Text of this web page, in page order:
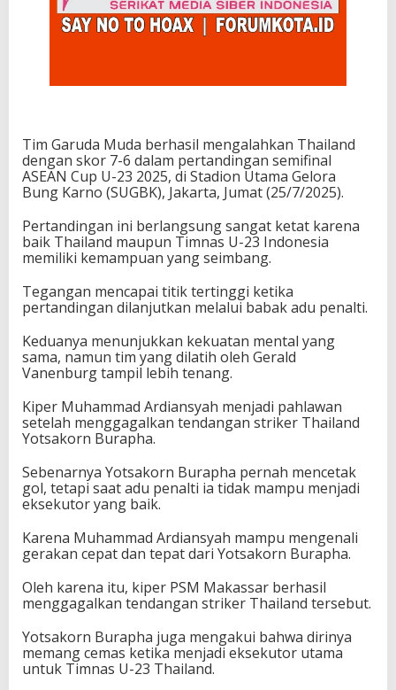
Tim Garuda Muda berhasil mengalahkan Thailand
dengan skor 7-6 dalam pertandingan semifinal
ASEAN Cup U-23 2025, di Stadion Utama Gelora
Bung Karno (SUGBK), Jakarta, Jumat (25/7/2025).
Pertandingan ini berlangsung sangat ketat karena
baik Thailand maupun Timnas U-23 Indonesia
memiliki kemampuan yang seimbang.
Tegangan mencapai titik tertinggi ketika
pertandingan dilanjutkan melalui babak adu penalti.
Keduanya menunjukkan kekuatan mental yang
sama, namun tim yang dilatih oleh Gerald
Vanenburg tampil lebih tenang.
Kiper Muhammad Ardiansyah menjadi pahlawan
setelah menggagalkan tendangan striker Thailand
Yotsakorn Burapha.
Sebenarnya Yotsakorn Burapha pernah mencetak
gol, tetapi saat adu penalti ia tidak mampu menjadi
eksekutor yang baik.
Karena Muhammad Ardiansyah mampu mengenali
gerakan cepat dan tepat dari Yotsakorn Burapha.
Oleh karena itu, kiper PSM Makassar berhasil
menggagalkan tendangan striker Thailand tersebut.
Yotsakorn Burapha juga mengakui bahwa dirinya
memang cemas ketika menjadi eksekutor utama
untuk Timnas U-23 Thailand.